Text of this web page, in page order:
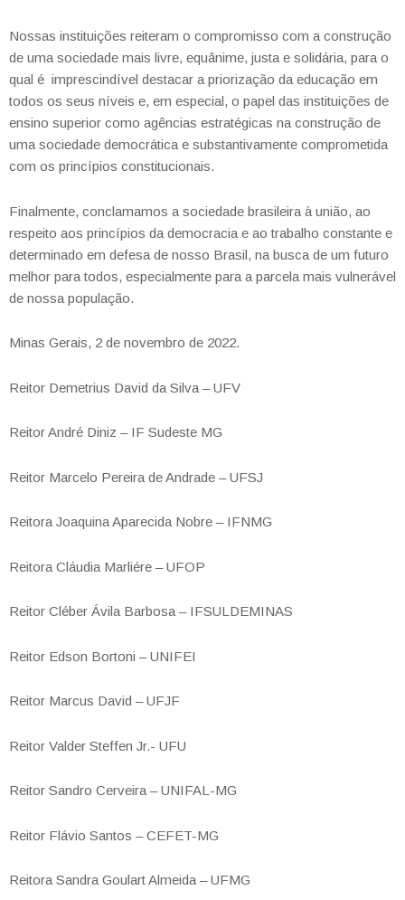
Nossas instituições reiteram o compromisso com a construção
de uma sociedade mais livre, equânime, justa e solidária, para o
qual é imprescindível destacar a priorização da educação em
todos os seus níveis e, em especial, o papel das instituições de
ensino superior como agências estratégicas na construção de
uma sociedade democrática e substantivamente comprometida
com os princípios constitucionais.
Finalmente, conclamamos a sociedade brasileira à união, ao
respeito aos princípios da democracia e ao trabalho constante e
determinado em defesa de nosso Brasil, na busca de um futuro
melhor para todos, especialmente para a parcela mais vulnerável
de nossa população.
Minas Gerais, 2 de novembro de 2022.
Reitor Demetrius David da Silva – UFV
Reitor André Diniz – IF Sudeste MG
Reitor Marcelo Pereira de Andrade – UFSJ
Reitora Joaquina Aparecida Nobre – IFNMG
Reitora Cláudia Marliére – UFOP
Reitor Cléber Ávila Barbosa – IFSULDEMINAS
Reitor Edson Bortoni – UNIFEI
Reitor Marcus David – UFJF
Reitor Valder Steffen Jr.- UFU
Reitor Sandro Cerveira – UNIFAL-MG
Reitor Flávio Santos – CEFET-MG
Reitora Sandra Goulart Almeida – UFMG